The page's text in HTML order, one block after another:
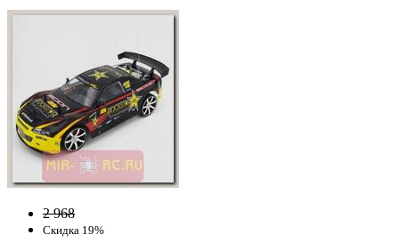
2 968
Скидка 19%